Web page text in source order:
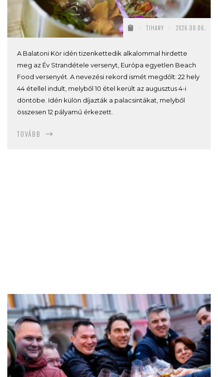
TIHANY 2026.08.06.
A Balatoni Kör idén tizenkettedik alkalommal hirdette
meg az Év Strandétele versenyt, Európa egyetlen Beach
Food versenyét. A nevezési rekord ismét megdőlt: 22 hely
44 étellel indult, melyből 10 étel került az augusztus 4-i
döntöbe. Idén külön díjazták a palacsintákat, melyből
összesen 12 pályamű érkezett.
TOVÁBB